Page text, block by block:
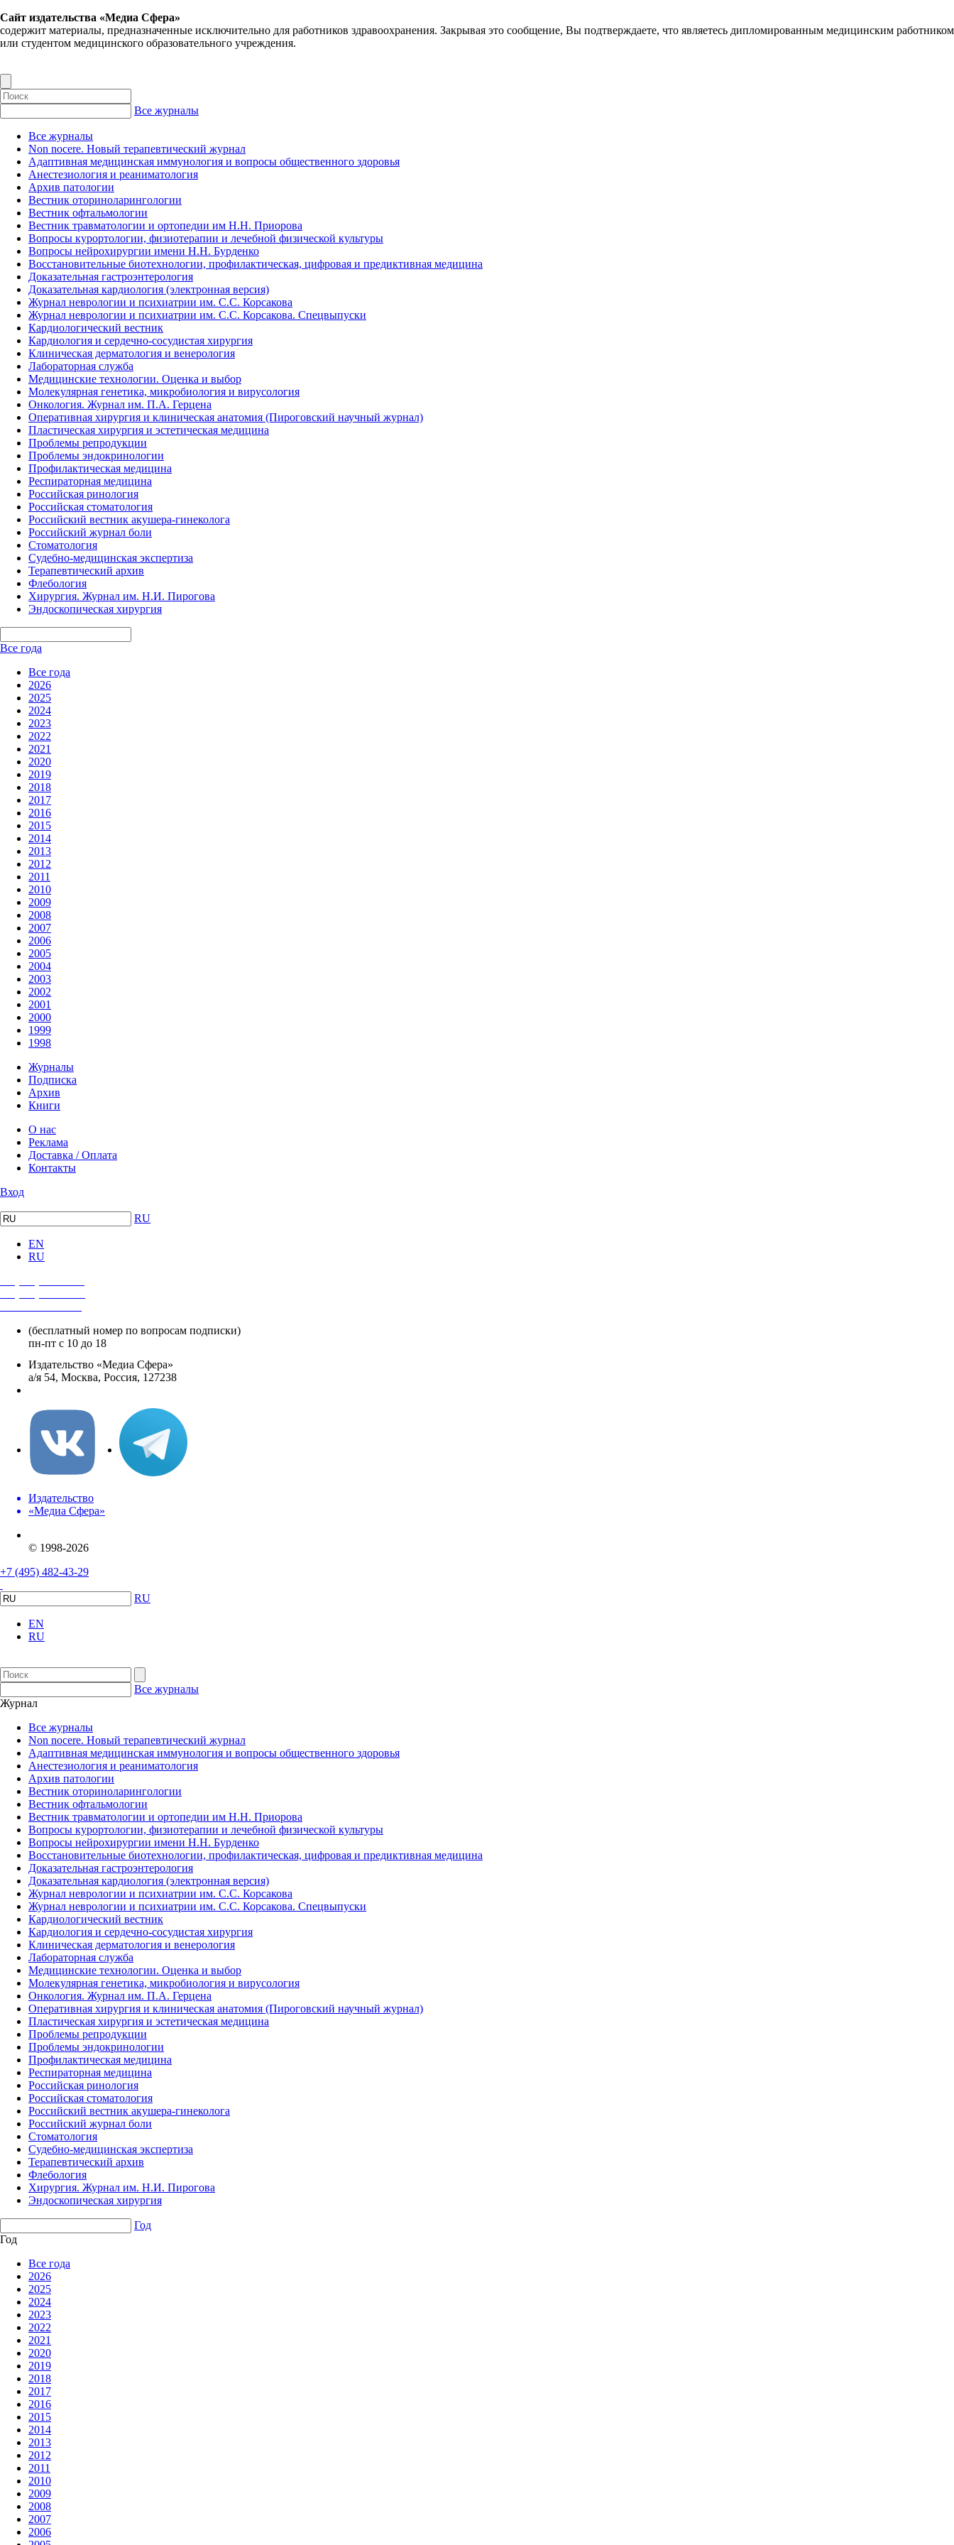
Сайт издательства «Медиа Сфера»
содержит материалы, предназначенные исключительно для работников здравоохранения. Закрывая это сообщение, Вы подтверждаете, что являетесь дипломированным медицинским работником
или студентом медицинского образовательного учреждения.
Все журналы
Все журналы
Non nocere. Новый терапевтический журнал
Адаптивная медицинская иммунология и вопросы общественного здоровья
Анестезиология и реаниматология
Архив патологии
Вестник оториноларингологии
Вестник офтальмологии
Вестник травматологии и ортопедии им Н.Н. Приорова
Вопросы курортологии, физиотерапии и лечебной физической культуры
Вопросы нейрохирургии имени Н.Н. Бурденко
Восстановительные биотехнологии, профилактическая, цифровая и предиктивная медицина
Доказательная гастроэнтерология
Доказательная кардиология (электронная версия)
Журнал неврологии и психиатрии им. С.С. Корсакова
Журнал неврологии и психиатрии им. С.С. Корсакова. Спецвыпуски
Кардиологический вестник
Кардиология и сердечно-сосудистая хирургия
Клиническая дерматология и венерология
Лабораторная служба
Медицинские технологии. Оценка и выбор
Молекулярная генетика, микробиология и вирусология
Онкология. Журнал им. П.А. Герцена
Оперативная хирургия и клиническая анатомия (Пироговский научный журнал)
Пластическая хирургия и эстетическая медицина
Проблемы репродукции
Проблемы эндокринологии
Профилактическая медицина
Респираторная медицина
Российская ринология
Российская стоматология
Российский вестник акушера-гинеколога
Российский журнал боли
Стоматология
Судебно-медицинская экспертиза
Терапевтический архив
Флебология
Хирургия. Журнал им. Н.И. Пирогова
Эндоскопическая хирургия
Все года
Все года
2026
2025
2024
2023
2022
2021
2020
2019
2018
2017
2016
2015
2014
2013
2012
2011
2010
2009
2008
2007
2006
2005
2004
2003
2002
2001
2000
1999
1998
Журналы
Подписка
Архив
Книги
О нас
Реклама
Доставка / Оплата
Контакты
Вход
RU
EN
RU
(бесплатный номер по вопросам подписки)
пн-пт с 10 до 18
Издательство «Медиа Сфера»
а/я 54, Москва, Россия, 127238
Издательство
«Медиа Сфера»
© 1998-2026
+7 (495) 482-43-29
RU
EN
RU
Все журналы
Журнал
Все журналы
Non nocere. Новый терапевтический журнал
Адаптивная медицинская иммунология и вопросы общественного здоровья
Анестезиология и реаниматология
Архив патологии
Вестник оториноларингологии
Вестник офтальмологии
Вестник травматологии и ортопедии им Н.Н. Приорова
Вопросы курортологии, физиотерапии и лечебной физической культуры
Вопросы нейрохирургии имени Н.Н. Бурденко
Восстановительные биотехнологии, профилактическая, цифровая и предиктивная медицина
Доказательная гастроэнтерология
Доказательная кардиология (электронная версия)
Журнал неврологии и психиатрии им. С.С. Корсакова
Журнал неврологии и психиатрии им. С.С. Корсакова. Спецвыпуски
Кардиологический вестник
Кардиология и сердечно-сосудистая хирургия
Клиническая дерматология и венерология
Лабораторная служба
Медицинские технологии. Оценка и выбор
Молекулярная генетика, микробиология и вирусология
Онкология. Журнал им. П.А. Герцена
Оперативная хирургия и клиническая анатомия (Пироговский научный журнал)
Пластическая хирургия и эстетическая медицина
Проблемы репродукции
Проблемы эндокринологии
Профилактическая медицина
Респираторная медицина
Российская ринология
Российская стоматология
Российский вестник акушера-гинеколога
Российский журнал боли
Стоматология
Судебно-медицинская экспертиза
Терапевтический архив
Флебология
Хирургия. Журнал им. Н.И. Пирогова
Эндоскопическая хирургия
Год
Год
Все года
2026
2025
2024
2023
2022
2021
2020
2019
2018
2017
2016
2015
2014
2013
2012
2011
2010
2009
2008
2007
2006